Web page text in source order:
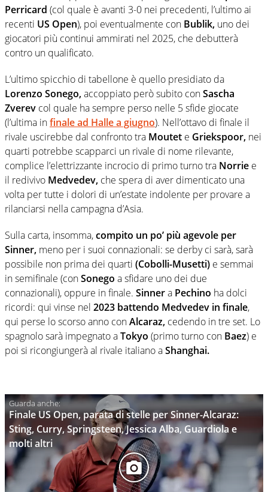
Perricard (col quale è avanti 3-0 nei precedenti, l’ultimo ai
recenti US Open), poi eventualmente con Bublik, uno dei
giocatori più continui ammirati nel 2025, che debutterà
contro un qualificato.
L’ultimo spicchio di tabellone è quello presidiato da
Lorenzo Sonego,accoppiato però subito conSascha
Zverev col quale ha sempre perso nelle 5 sfide giocate
(l’ultima infinale ad Halle a giugno). Nell’ottavo di finale il
rivale uscirebbe dal confronto tra Moutet e Griekspoor, nei
quarti potrebbe scapparci un rivale di nome rilevante,
complice l’elettrizzante incrocio di primo turno tra Norrie e
il redivivo Medvedev, che spera di aver dimenticato una
volta per tutte i dolori di un’estate indolente per provare a
rilanciarsi nella campagna d’Asia.
Sulla carta, insomma,compito un po’ più agevole per
Sinner, meno per i suoi connazionali: se derby ci sarà, sarà
possibile non prima dei quarti (Cobolli-Musetti) e semmai
in semifinale (conSonego a sfidare uno dei due
connazionali), oppure in finale. Sinnera Pechino ha dolci
ricordi: qui vinse nel 2023 battendo Medvedev in finale,
qui perse lo scorso anno conAlcaraz, cedendo in tre set. Lo
spagnolo sarà impegnato aTokyo (primo turno con Baez) e
poi si ricongiungerà al rivale italiano aShanghai.
Finale US Open, parata di stelle per Sinner-Alcaraz:
Sting, Curry, Springsteen, Jessica Alba, Guardiola e
molti altri